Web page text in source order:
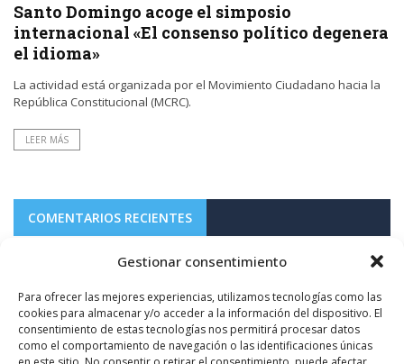
Gestionar consentimiento
Para ofrecer las mejores experiencias, utilizamos tecnologías como las
cookies para almacenar y/o acceder a la información del dispositivo. El
consentimiento de estas tecnologías nos permitirá procesar datos
como el comportamiento de navegación o las identificaciones únicas
Santo Domingo acoge el simposio
internacional «El consenso político degenera
el idioma»
La actividad está organizada por el Movimiento Ciudadano hacia la
República Constitucional (MCRC).
LEER MÁS
COMENTARIOS RECIENTES
on
Te aburres. Hay mas servilletas babeadas que colillas como la que a ti te
falta....
FOTODENUNCIAS | Fumar no es güay